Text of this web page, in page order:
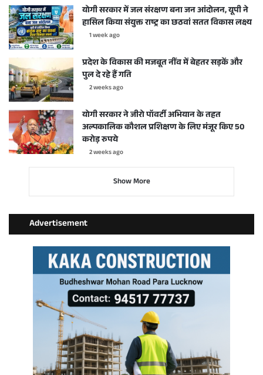
योगी सरकार में जल संरक्षण बना जन आंदोलन, यूपी ने
हासिल किया संयुक्त राष्ट्र का छठवां सतत विकास लक्ष्य
1 week ago
प्रदेश के विकास की मजबूत नींव में बेहतर सड़कें और
पुल दे रहे हैं गति
2 weeks ago
योगी सरकार ने जीरो पॉवर्टी अभियान के तहत
अल्पकालिक कौशल प्रशिक्षण के लिए मंजूर किए 50
करोड़ रुपये
2 weeks ago
Show More
Advertisement